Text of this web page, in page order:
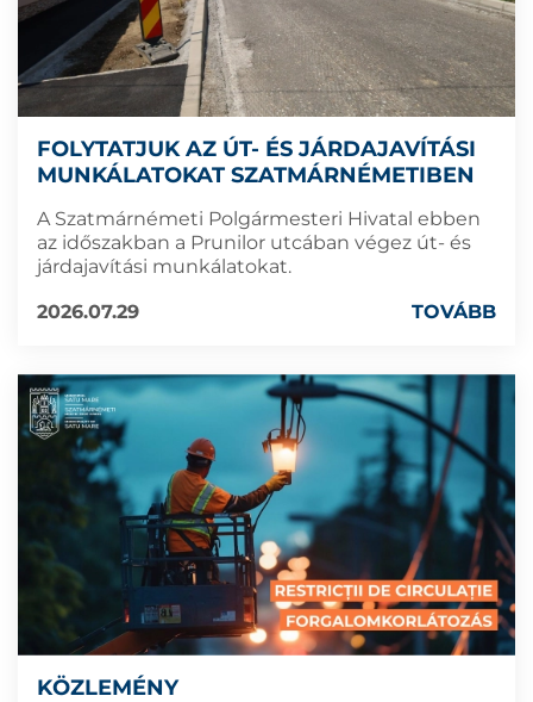
FOLYTATJUK AZ ÚT- ÉS JÁRDAJAVÍTÁSI
MUNKÁLATOKAT SZATMÁRNÉMETIBEN
A Szatmárnémeti Polgármesteri Hivatal ebben
az időszakban a Prunilor utcában végez út- és
járdajavítási munkálatokat.
2026.07.29
TOVÁBB
KÖZLEMÉNY